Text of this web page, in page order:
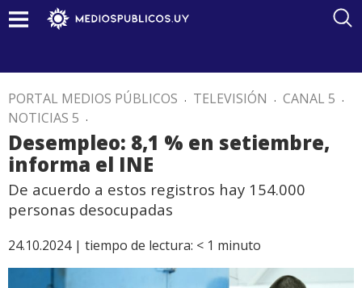
PORTAL MEDIOS PÚBLICOS . TELEVISIÓN . CANAL 5 .
NOTICIAS 5 .
Desempleo: 8,1 % en setiembre,
informa el INE
De acuerdo a estos registros hay 154.000
personas desocupadas
24.10.2024 | tiempo de lectura: < 1 minuto